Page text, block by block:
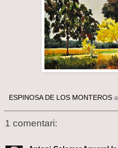
ESPINOSA DE LOS MONTEROS a
1 comentari: